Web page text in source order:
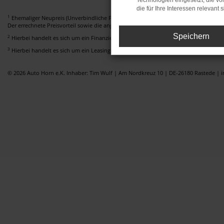
1 Ehemaliger Neupreis (Unverbindliche Preisempfehlung des Herstellers am Tag der
Der errechnete Preisvorteil sowie die angegebene Ersparnis errechnet sich
2 Hierbei handelt es sich um ein Finanzierungs-Angebot. Preise sind Bruttopreise.
3 Hierbei handelt es sich um ein Leasing-Angebot. Preise sind Bruttopreise. Irrtümer
© 2026 Auto Horn e.K. Inhaber: Tim Wulf | Am Nordkreuz 10 | DE-26180 Rastede |
die für Ihre Interessen relevant
Speichern